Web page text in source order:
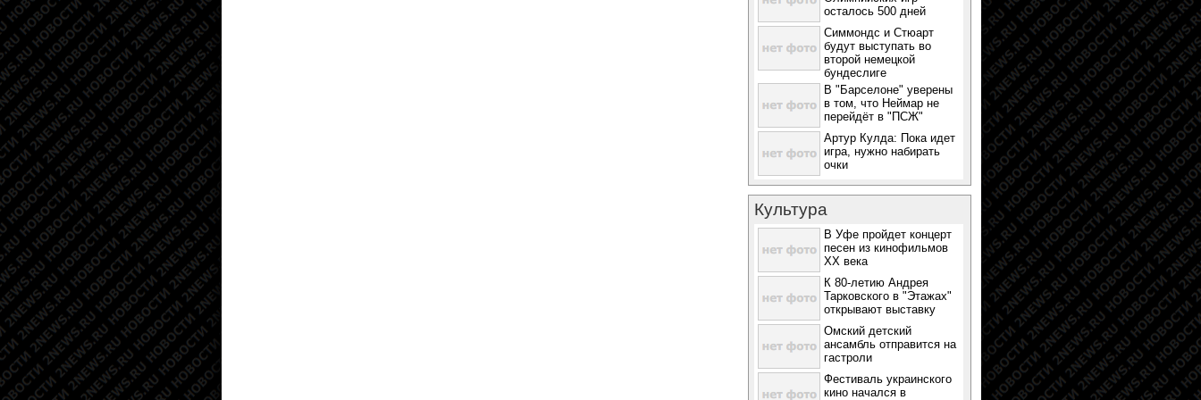
осталось 500 дней
Симмондс и Стюарт
будут выступать во
второй немецкой
бундеслиге
В "Барселоне" уверены
в том, что Неймар не
перейдёт в "ПСЖ"
Артур Кулда: Пока идет
игра, нужно набирать
очки
Культура
В Уфе пройдет концерт
песен из кинофильмов
ХХ века
К 80-летию Андрея
Тарковского в "Этажах"
открывают выставку
Омский детский
ансамбль отправится на
гастроли
Фестиваль украинского
кино начался в